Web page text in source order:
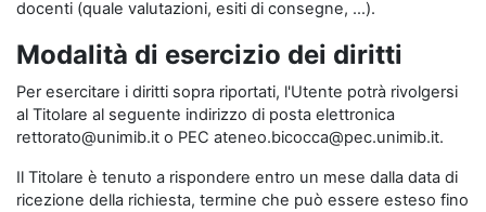
docenti (quale valutazioni, esiti di consegne, …).
Modalità di esercizio dei diritti
Per esercitare i diritti sopra riportati, l'Utente potrà rivolgersi
al Titolare al seguente indirizzo di posta elettronica
rettorato@unimib.it o PEC ateneo.bicocca@pec.unimib.it.
Il Titolare è tenuto a rispondere entro un mese dalla data di
ricezione della richiesta, termine che può essere esteso fino